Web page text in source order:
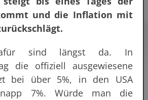
und die Inflation mit
sind längst da. In
die offiziell ausgewiesene
bei über 5%, in den USA
7%. Würde man die